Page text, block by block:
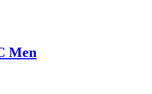
Men